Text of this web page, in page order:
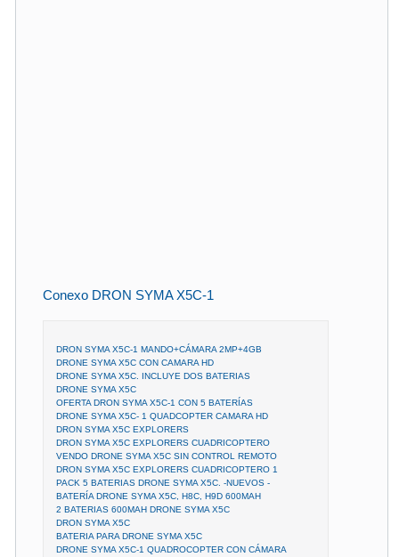
Conexo DRON SYMA X5C-1
DRON SYMA X5C-1 MANDO+CÁMARA 2MP+4GB
DRONE SYMA X5C CON CAMARA HD
DRONE SYMA X5C. INCLUYE DOS BATERIAS
DRONE SYMA X5C
OFERTA DRON SYMA X5C-1 CON 5 BATERÍAS
DRONE SYMA X5C- 1 QUADCOPTER CAMARA HD
DRON SYMA X5C EXPLORERS
DRON SYMA X5C EXPLORERS CUADRICOPTERO
VENDO DRONE SYMA X5C SIN CONTROL REMOTO
DRON SYMA X5C EXPLORERS CUADRICOPTERO 1
PACK 5 BATERIAS DRONE SYMA X5C. -NUEVOS -
BATERÍA DRONE SYMA X5C, H8C, H9D 600MAH
2 BATERIAS 600MAH DRONE SYMA X5C
DRON SYMA X5C
BATERIA PARA DRONE SYMA X5C
DRONE SYMA X5C-1 QUADROCOPTER CON CÁMARA